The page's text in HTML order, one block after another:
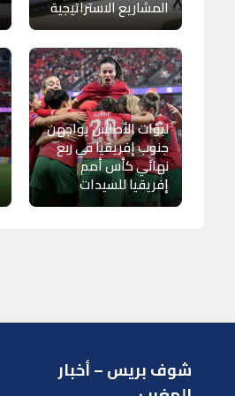
المشاريع الاستراتيجية
لبؤات الأطلس يواجهن
جنوب إفريقيا في ربع
نهائي كأس أمم
إفريقيا للسيدات
شوف بريس – أخبار